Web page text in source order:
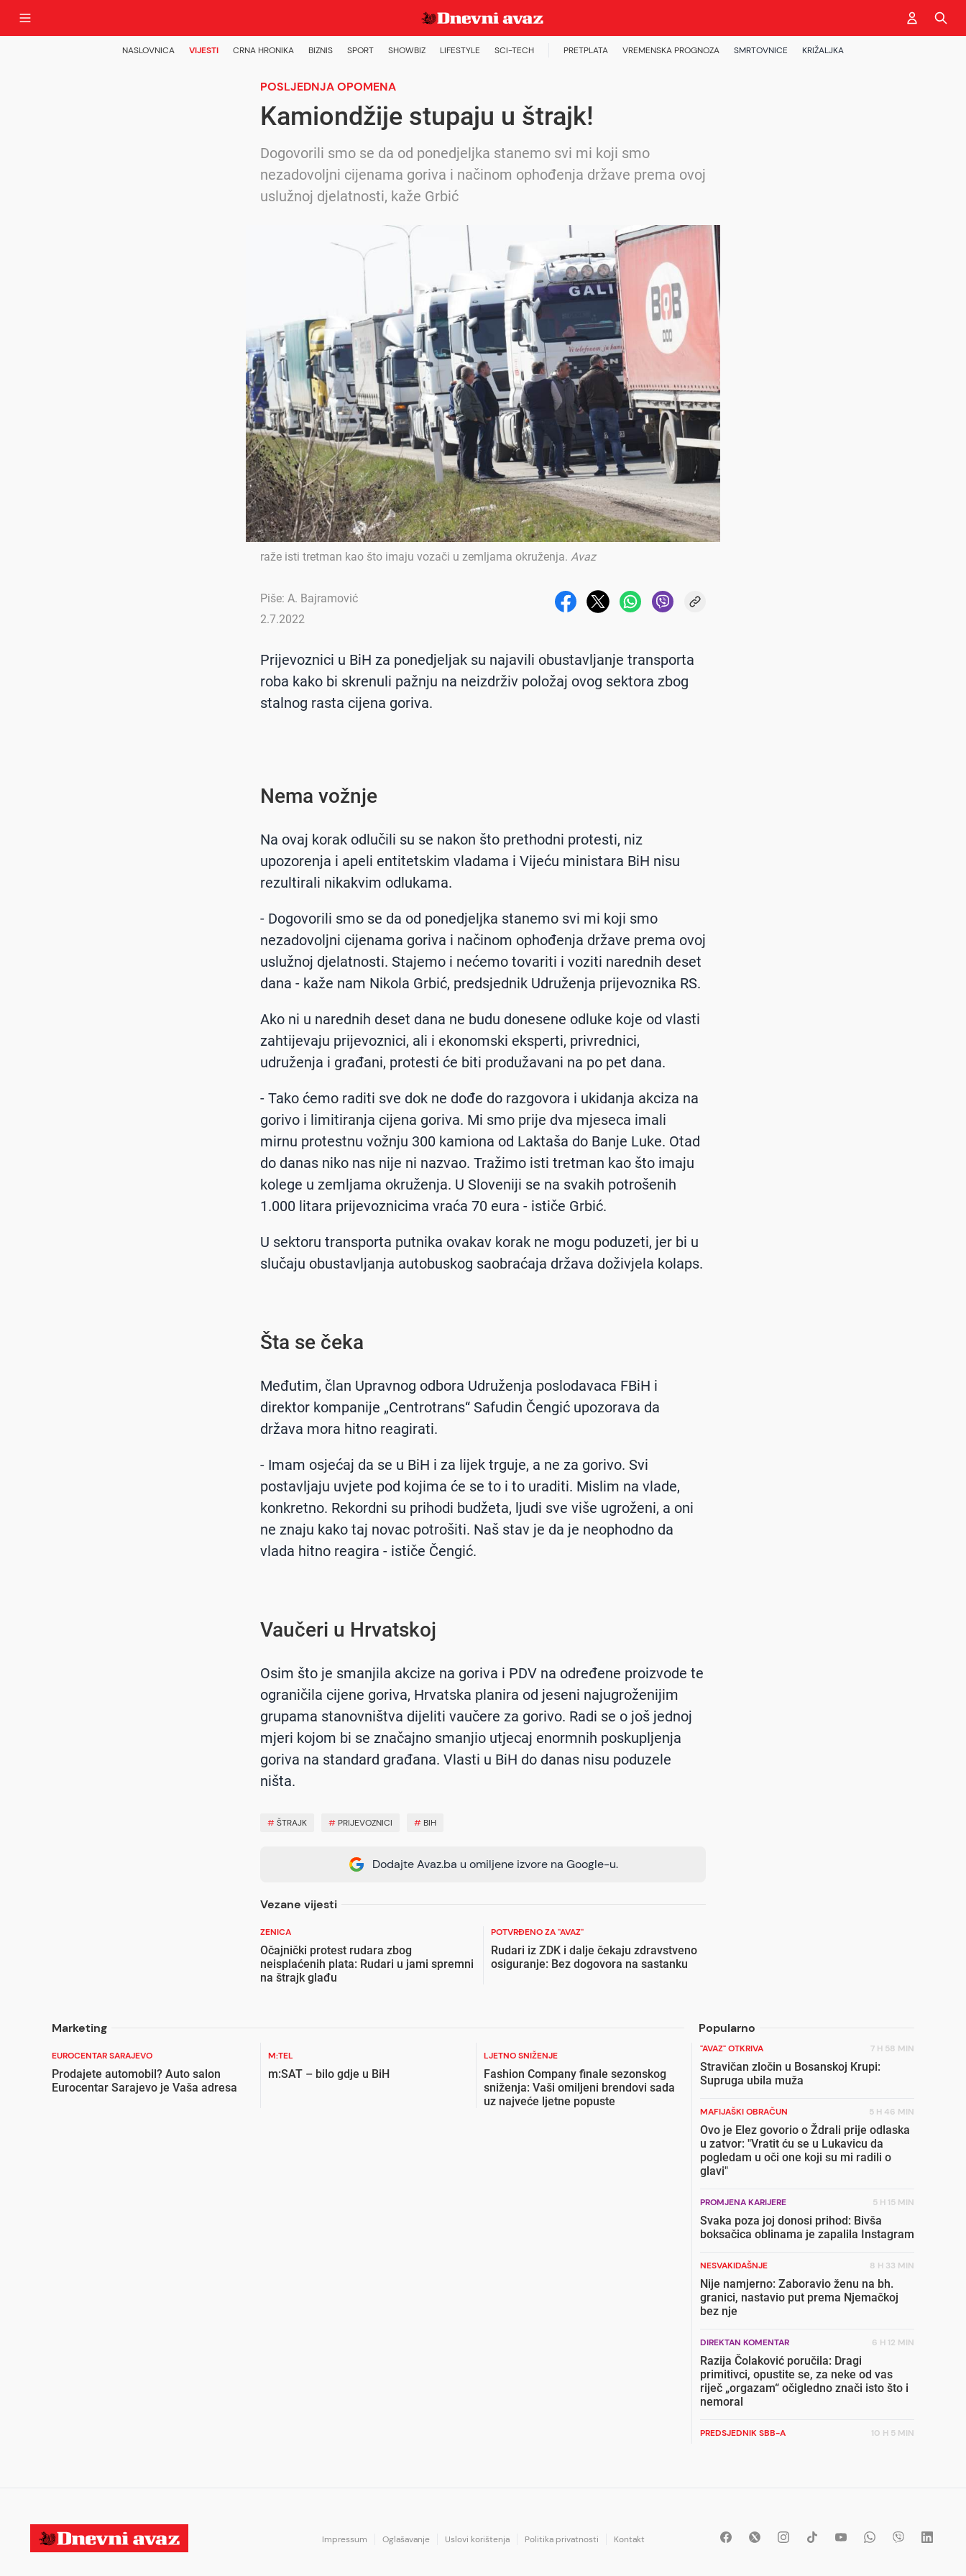
NASLOVNICA VIJESTI CRNA HRONIKA BIZNIS SPORT SHOWBIZ LIFESTYLE SCI-TECH PRETPLATA VREMENSKA PROGNOZA SMRTOVNICE KRIŽALJKA
POSLJEDNJA OPOMENA
Kamiondžije stupaju u štrajk!
Dogovorili smo se da od ponedjeljka stanemo svi mi koji smo
nezadovoljni cijenama goriva i načinom ophođenja države prema ovoj
uslužnoj djelatnosti, kaže Grbić
raže isti tretman kao što imaju vozači u zemljama okruženja. Avaz
Piše: A. Bajramović
2.7.2022
Prijevoznici u BiH za ponedjeljak su najavili obustavljanje transporta
roba kako bi skrenuli pažnju na neizdrživ položaj ovog sektora zbog
stalnog rasta cijena goriva.
Nema vožnje
Na ovaj korak odlučili su se nakon što prethodni protesti, niz
upozorenja i apeli entitetskim vladama i Vijeću ministara BiH nisu
rezultirali nikakvim odlukama.
- Dogovorili smo se da od ponedjeljka stanemo svi mi koji smo
nezadovoljni cijenama goriva i načinom ophođenja države prema ovoj
uslužnoj djelatnosti. Stajemo i nećemo tovariti i voziti narednih deset
dana - kaže nam Nikola Grbić, predsjednik Udruženja prijevoznika RS.
Ako ni u narednih deset dana ne budu donesene odluke koje od vlasti
zahtijevaju prijevoznici, ali i ekonomski eksperti, privrednici,
udruženja i građani, protesti će biti produžavani na po pet dana.
- Tako ćemo raditi sve dok ne dođe do razgovora i ukidanja akciza na
gorivo i limitiranja cijena goriva. Mi smo prije dva mjeseca imali
mirnu protestnu vožnju 300 kamiona od Laktaša do Banje Luke. Otad
do danas niko nas nije ni nazvao. Tražimo isti tretman kao što imaju
kolege u zemljama okruženja. U Sloveniji se na svakih potrošenih
1.000 litara prijevoznicima vraća 70 eura - ističe Grbić.
U sektoru transporta putnika ovakav korak ne mogu poduzeti, jer bi u
slučaju obustavljanja autobuskog saobraćaja država doživjela kolaps.
Šta se čeka
Međutim, član Upravnog odbora Udruženja poslodavaca FBiH i
direktor kompanije „Centrotrans“ Safudin Čengić upozorava da
država mora hitno reagirati.
- Imam osjećaj da se u BiH i za lijek trguje, a ne za gorivo. Svi
postavljaju uvjete pod kojima će se to i to uraditi. Mislim na vlade,
konkretno. Rekordni su prihodi budžeta, ljudi sve više ugroženi, a oni
ne znaju kako taj novac potrošiti. Naš stav je da je neophodno da
vlada hitno reagira - ističe Čengić.
Vaučeri u Hrvatskoj
Osim što je smanjila akcize na goriva i PDV na određene proizvode te
ograničila cijene goriva, Hrvatska planira od jeseni najugroženijim
grupama stanovništva dijeliti vaučere za gorivo. Radi se o još jednoj
mjeri kojom bi se značajno smanjio utjecaj enormnih poskupljenja
goriva na standard građana. Vlasti u BiH do danas nisu poduzele
ništa.
#ŠTRAJK # PRIJEVOZNICI # BIH
Dodajte Avaz.ba u omiljene izvore na Google-u.
Vezane vijesti
ZENICA
Očajnički protest rudara zbog
neisplaćenih plata: Rudari u jami spremni
na štrajk glađu
POTVRĐENO ZA "AVAZ"
Rudari iz ZDK i dalje čekaju zdravstveno
osiguranje: Bez dogovora na sastanku
Marketing Popularno
EUROCENTAR SARAJEVO
Prodajete automobil? Auto salon
Eurocentar Sarajevo je Vaša adresa
M:TEL
m:SAT – bilo gdje u BiH
LJETNO SNIŽENJE
Fashion Company finale sezonskog
sniženja: Vaši omiljeni brendovi sada
uz najveće ljetne popuste
"AVAZ" OTKRIVA 7 H 58 MIN
Stravičan zločin u Bosanskoj Krupi:
Supruga ubila muža
MAFIJAŠKI OBRAČUN 5 H 46 MIN
Ovo je Elez govorio o Ždrali prije odlaska
u zatvor: "Vratit ću se u Lukavicu da
pogledam u oči one koji su mi radili o
glavi"
PROMJENA KARIJERE 5 H 15 MIN
Svaka poza joj donosi prihod: Bivša
boksačica oblinama je zapalila Instagram
NESVAKIDAŠNJE 8 H 33 MIN
Nije namjerno: Zaboravio ženu na bh.
granici, nastavio put prema Njemačkoj
bez nje
DIREKTAN KOMENTAR 6 H 12 MIN
Razija Čolaković poručila: Dragi
primitivci, opustite se, za neke od vas
riječ „orgazam“ očigledno znači isto što i
nemoral
PREDSJEDNIK SBB-A 10 H 5 MIN
BiH: Jedan od najvećih gradova nije na
Impressum Oglašavanje Uslovi korištenja Politika privatnosti Kontakt